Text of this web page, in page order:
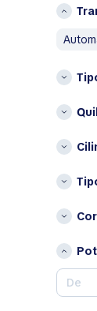
B
I
L
P
Outros